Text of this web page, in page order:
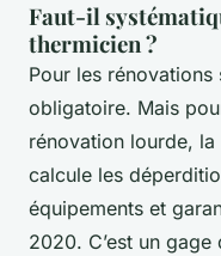
Faut-il
thermicien ?
Pour les rénovations
obligatoire. Mais
rénovation lourde,
calcule les
équipements et
2020. C’est un